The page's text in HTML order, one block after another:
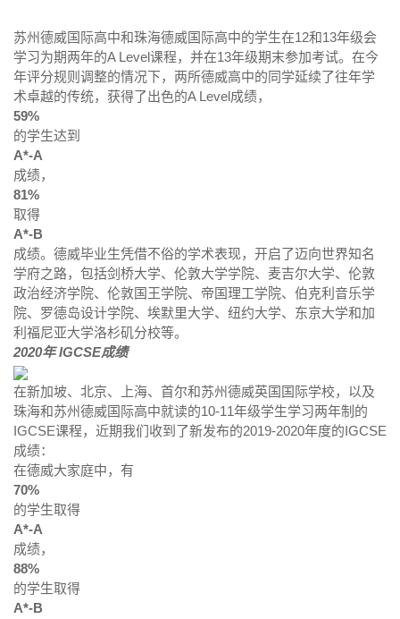
苏州德威国际高中和珠海德威国际高中的学生在12和13年级会
学习为期两年的A Level课程，并在13年级期末参加考试。在今
年评分规则调整的情况下，两所德威高中的同学延续了往年学
术卓越的传统，获得了出色的A Level成绩，
59%
的学生达到
A*-A
成绩，
81%
取得
A*-B
成绩。德威毕业生凭借不俗的学术表现，开启了迈向世界知名
学府之路，包括剑桥大学、伦敦大学学院、麦吉尔大学、伦敦
政治经济学院、伦敦国王学院、帝国理工学院、伯克利音乐学
院、罗德岛设计学院、埃默里大学、纽约大学、东京大学和加
利福尼亚大学洛杉矶分校等。
2020年 IGCSE成绩
在新加坡、北京、上海、首尔和苏州德威英国国际学校，以及
珠海和苏州德威国际高中就读的10-11年级学生学习两年制的
IGCSE课程，近期我们收到了新发布的2019-2020年度的IGCSE
成绩：
在德威大家庭中，有
70%
的学生取得
A*-A
成绩，
88%
的学生取得
A*-B